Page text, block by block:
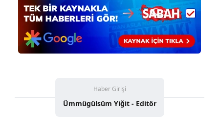
almak için lütfentıklayınız.
Haber Girişi
Ümmügülsüm Yiğit - Editör